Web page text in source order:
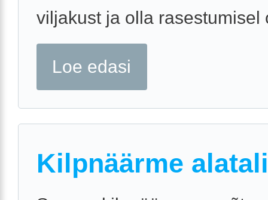
viljakust ja olla rasestumisel
Loe edasi
Kilpnäärme